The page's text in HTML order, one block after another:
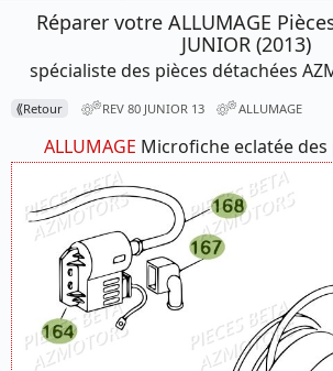
Réparer votre ALLUMAGE
JUNIOR (2013)
spécialiste des pièces détachées
⟪Retour REV 80 JUNIOR 13 ALLUMAGE
ALLUMAGE Microfiche eclatée